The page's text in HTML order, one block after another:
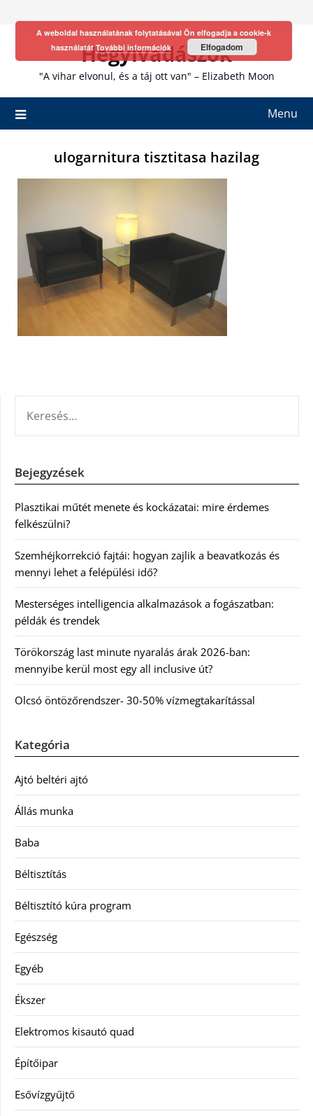
Hegyivadászok
"A vihar elvonul, és a táj ott van" – Elizabeth Moon
Menu
ulogarnitura tisztitasa hazilag
Bejegyzések
Plasztikai műtét menete és kockázatai: mire érdemes
felkészülni?
Szemhéjkorrekció fajtái: hogyan zajlik a beavatkozás és
mennyi lehet a felépülési idő?
Mesterséges intelligencia alkalmazások a fogászatban:
példák és trendek
Törökország last minute nyaralás árak 2026-ban:
mennyibe kerül most egy all inclusive út?
Olcsó öntözőrendszer- 30-50% vízmegtakarítással
Kategória
Ajtó beltéri ajtó
Állás munka
Baba
Béltisztítás
Béltisztító kúra program
Egészség
Egyéb
Ékszer
Elektromos kisautó quad
Építőipar
Esővízgyűjtő
A weboldal használatának folytatásával Ön elfogadja a cookie-k
használatátTovábbi információk Elfogadom